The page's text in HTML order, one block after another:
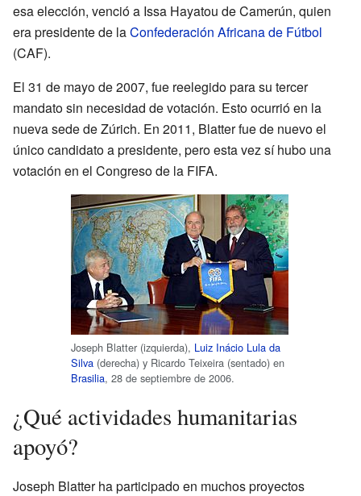
esa elección, venció a Issa Hayatou de Camerún, quien
era presidente de laConfederación Africana de Fútbol
(CAF).
El 31 de mayo de 2007, fue reelegido para su tercer
mandato sin necesidad de votación. Esto ocurrió en la
nueva sede de Zúrich. En 2011, Blatter fue de nuevo el
único candidato a presidente, pero esta vez sí hubo una
votación en el Congreso de la FIFA.
Joseph Blatter (izquierda), Luiz Inácio Lula da
Silva (derecha) y Ricardo Teixeira (sentado) en
Brasilia, 28 de septiembre de 2006.
¿Qué actividades humanitarias
apoyó?
Joseph Blatter ha participado en muchos proyectos